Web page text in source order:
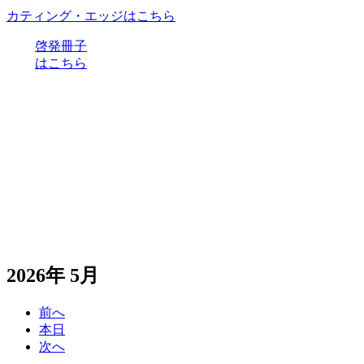
カティング・エッジはこちら
啓発冊子
はこちら
2026年 5月
前へ
本日
次へ